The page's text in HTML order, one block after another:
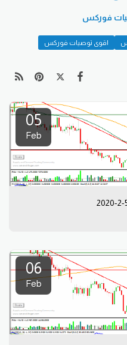
فوركس
اقوى توصيات فوركس
05
Feb
06
Feb